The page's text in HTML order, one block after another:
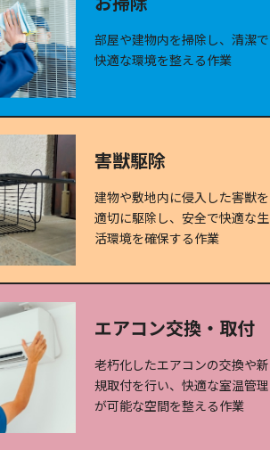
部屋や建物内を掃除し、清潔で
快適な環境を整える作業
害獣駆除
建物や敷地内に侵入した害獣を
適切に駆除し、安全で快適な生
活環境を確保する作業
エアコン交換・取付
老朽化したエアコンの交換や新
規取付を行い、快適な室温管理
が可能な空間を整える作業